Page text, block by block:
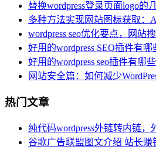
替换wordpress登录页面logo
多种方法实现网站图标获取：
wordpress seo优化要点，网站
好用的wordpress SEO插件有哪
好用的wordpress seo插件有哪些
网站安全篇：如何减少
热门文章
纯代码wordpress外链转内链，
谷歌广告联盟图文介绍 站长赚